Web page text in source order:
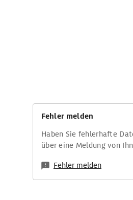
Fehler melden
Haben Sie fehlerhafte
über eine Meldung von
Fehler melden